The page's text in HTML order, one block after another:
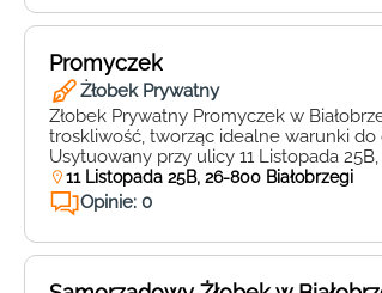
Promyczek
Żłobek Prywatny
Żłobek Prywatny Promyczek w
troskliwość, tworząc idealne warunki
Usytuowany przy ulicy 11 Listopada
Twoje dziecko będzie mogło rozwijać
Promyczek to nie tylko opieka, to także
Wykwalifikowana […]
11 Listopada 25B, 26-800 Białobrzegi
Opinie: 0